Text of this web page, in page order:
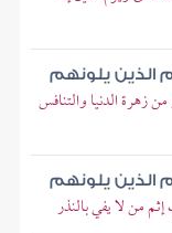
الذين يلونهم
الدنيا والتنافس
الذين يلونهم
من لا يفي بالنذر